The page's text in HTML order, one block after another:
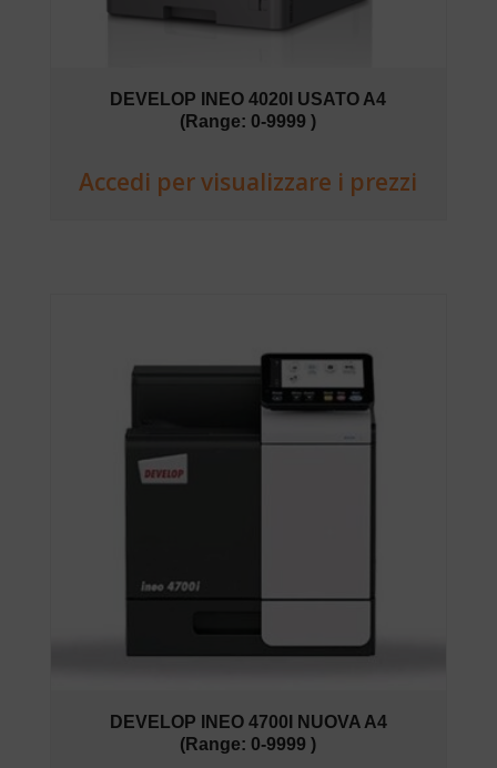
DEVELOP INEO 4020I USATO A4
(Range: 0-9999 )
Accedi per visualizzare i prezzi
DEVELOP INEO 4700I NUOVA A4
(Range: 0-9999 )